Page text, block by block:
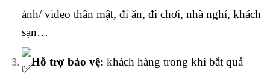
ảnh/ video thân mật, đi ăn, đi chơi, nhà nghỉ, khách
sạn…
Hỗ trợ bảo vệ: khách hàng trong khi bắt quả